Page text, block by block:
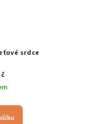
srdce